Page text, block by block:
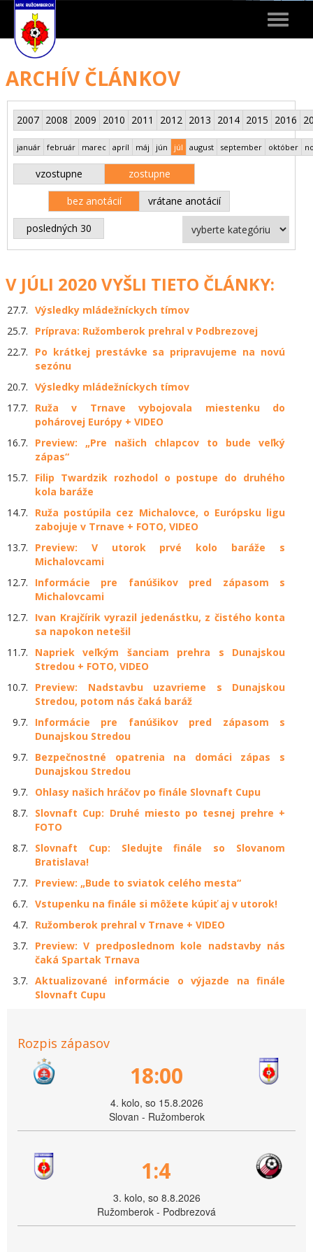
Toggle
ARCHÍV ČLÁNKOV
2007 2008 2009 2010 2011 2012 2013 2014 2015 2016
január február marec apríl máj jún júl august september október
vzostupne zostupne
bez anotácií vrátane anotácií
posledných 30
V JÚLI 2020 VYŠLI TIETO ČLÁNKY:
27.7. Výsledky mládežníckych tímov
25.7.
Príprava: Ružomberok prehral v Podbrezovej
22.7.
Po krátkej prestávke sa pripravujeme na novú
sezónu
20.7. Výsledky mládežníckych tímov
17.7.
Ruža v Trnave vybojovala miestenku do
pohárovej Európy + VIDEO
16.7.
Preview: „Pre našich chlapcov to bude veľký
zápas“
15.7.
Filip Twardzik rozhodol o postupe do druhého
kola baráže
14.7.
Ruža postúpila cez Michalovce, o Európsku ligu
zabojuje v Trnave + FOTO, VIDEO
13.7.
Preview: V utorok prvé kolo baráže s
Michalovcami
12.7.
Informácie pre fanúšikov pred zápasom s
Michalovcami
12.7.
Ivan Krajčírik vyrazil jedenástku, z čistého konta
sa napokon netešil
11.7.
Napriek veľkým šanciam prehra s Dunajskou
Stredou + FOTO, VIDEO
10.7.
Preview: Nadstavbu uzavrieme s Dunajskou
Stredou, potom nás čaká baráž
9.7.
Informácie pre fanúšikov pred zápasom s
Dunajskou Stredou
9.7.
Bezpečnostné opatrenia na domáci zápas s
Dunajskou Stredou
9.7.
Ohlasy našich hráčov po finále Slovnaft Cupu
8.7.
Slovnaft Cup: Druhé miesto po tesnej prehre +
FOTO
8.7.
Slovnaft Cup: Sledujte finále so Slovanom
Bratislava!
7.7.
Preview: „Bude to sviatok celého mesta“
6.7. Vstupenku na finále si môžete kúpiť aj v utorok!
4.7.
Ružomberok prehral v Trnave + VIDEO
3.7.
Preview: V predposlednom kole nadstavby nás
čaká Spartak Trnava
3.7. Aktualizované informácie o výjazde na finále
Slovnaft Cupu
Rozpis zápasov
18:00
4. kolo, so 15.8.2026
Slovan - Ružomberok
1:4
3. kolo, so 8.8.2026
Ružomberok - Podbrezová